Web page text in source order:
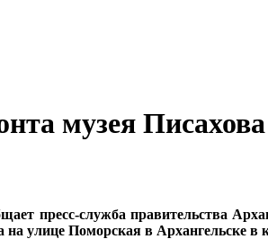
музея
пресс-служба правительства
на улице Поморская в Архангельске в